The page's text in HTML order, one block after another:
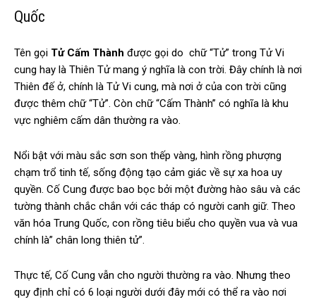
Quốc
Tên gọi Tử Cấm Thành được gọi do chữ “Tử” trong Tử Vi
cung hay là Thiên Tử mang ý nghĩa là con trời. Đây chính là nơi
Thiên đế ở, chính là Tử Vi cung, mà nơi ở của con trời cũng
được thêm chữ “Tử”. Còn chữ “Cấm Thành” có nghĩa là khu
vực nghiêm cấm dân thường ra vào.
Nổi bật với màu sắc sơn son thếp vàng, hình rồng phượng
chạm trổ tinh tế, sống động tạo cảm giác về sự xa hoa uy
quyền. Cố Cung được bao bọc bởi một đường hào sâu và các
tường thành chắc chắn với các tháp có người canh giữ. Theo
văn hóa Trung Quốc, con rồng tiêu biểu cho quyền vua và vua
chính là” chân long thiên tử”.
Thực tế, Cố Cung vẫn cho người thường ra vào. Nhưng theo
quy định chỉ có 6 loại người dưới đây mới có thể ra vào nơi